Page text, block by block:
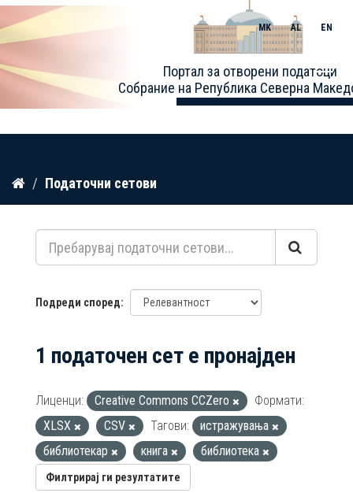
Прескокнете
содржина
Портал за отворени податоци
Собрание на Република Северна
MK AL EN
Toggle
Податочни сетови
Подреди според
1 податочен сет е пронајден
Лиценци: Creative Commons CCZero
Формати:
XLSX
CSV Тагови:
истражувања
библиотекар
книга библиотека
Филтрирај ги резултатите